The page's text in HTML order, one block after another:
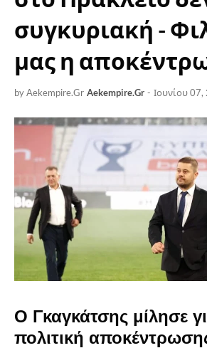
συγκυριακή -
μας η
by Aekempire.Gr Aekempire.Gr - Ιουνίου 07,
Ο Γκαγκάτσης μίλησε
πολιτική